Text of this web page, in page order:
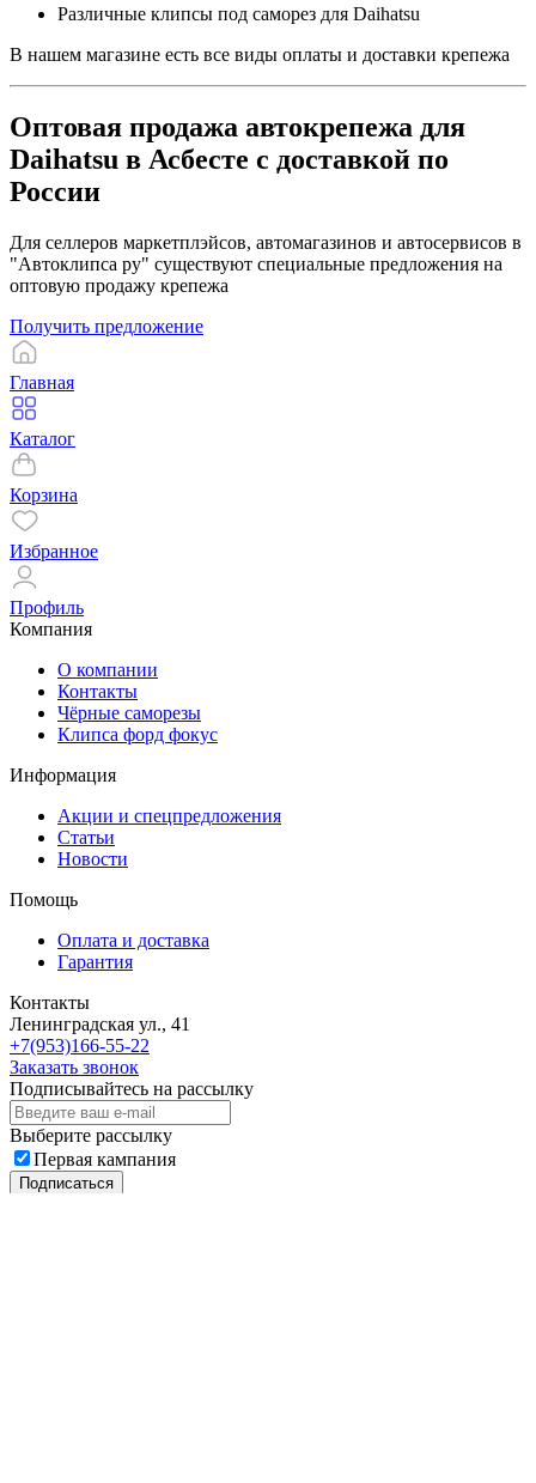
Различные клипсы под саморез для Daihatsu
В нашем магазине есть все виды оплаты и доставки крепежа
Оптовая продажа автокрепежа для
Daihatsu в Асбесте с доставкой по
России
Для селлеров маркетплэйсов, автомагазинов и автосервисов в
"Автоклипса ру" существуют специальные предложения на
оптовую продажу крепежа
Получить предложение
Главная
Каталог
Корзина
Избранное
Профиль
Компания
О компании
Контакты
Чёрные саморезы
Клипса форд фокус
Информация
Акции и спецпредложения
Статьи
Новости
Помощь
Оплата и доставка
Гарантия
Контакты
Ленинградская ул., 41
+7(953)166-55-22
Заказать звонок
Подписывайтесь на рассылку
Выберите рассылку
Первая кампания
Подписаться